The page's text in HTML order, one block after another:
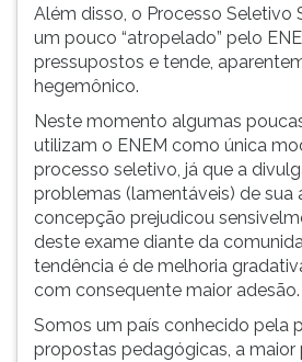
Além disso, o Processo Seletivo
um pouco “atropelado” pelo
pressupostos e tende,
hegemônico.
Neste momento algumas
utilizam o ENEM como única
processo seletivo, já que a
problemas (lamentáveis) de sua
concepção prejudicou
deste exame diante da
tendência é de melhoria
com consequente maior adesão.
Somos um país conhecido pela
propostas pedagógicas, a maior